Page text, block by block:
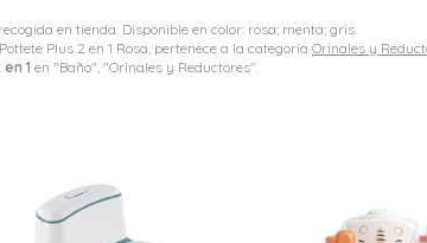
en tienda. Disponible en color: rosa; menta; gris.
Plus 2 en 1 Rosa, pertenece a la categoría Orinales y
1 en "Baño", "Orinales y Reductores".